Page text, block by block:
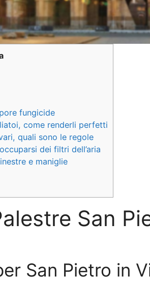
fungicide
come renderli perfetti
quali sono le regole
dei filtri dell’aria
e maniglie
San
San Pietro in